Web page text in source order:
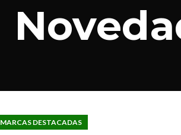
MARCAS DESTACADAS